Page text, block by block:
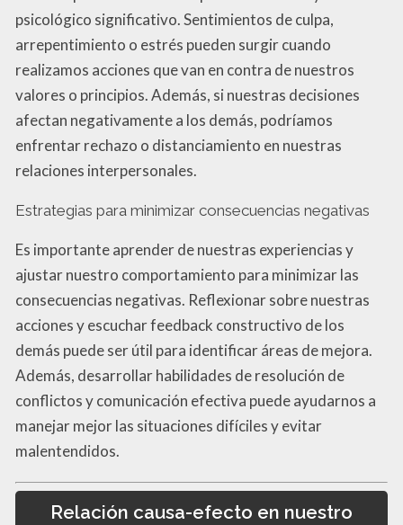
psicológico significativo. Sentimientos de culpa,
arrepentimiento o estrés pueden surgir cuando
realizamos acciones que van en contra de nuestros
valores o principios. Además, si nuestras decisiones
afectan negativamente a los demás, podríamos
enfrentar rechazo o distanciamiento en nuestras
relaciones interpersonales.
Estrategias para minimizar consecuencias negativas
Es importante aprender de nuestras experiencias y
ajustar nuestro comportamiento para minimizar las
consecuencias negativas. Reflexionar sobre nuestras
acciones y escuchar feedback constructivo de los
demás puede ser útil para identificar áreas de mejora.
Además, desarrollar habilidades de resolución de
conflictos y comunicación efectiva puede ayudarnos a
manejar mejor las situaciones difíciles y evitar
malentendidos.
Relación causa-efecto en nuestro